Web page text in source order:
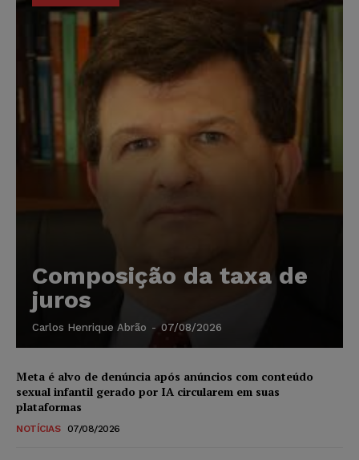
Composição da taxa de
juros
Carlos Henrique Abrão - 07/08/2026
Meta é alvo de denúncia após anúncios com conteúdo
sexual infantil gerado por IA circularem em suas
plataformas
NOTÍCIAS 07/08/2026